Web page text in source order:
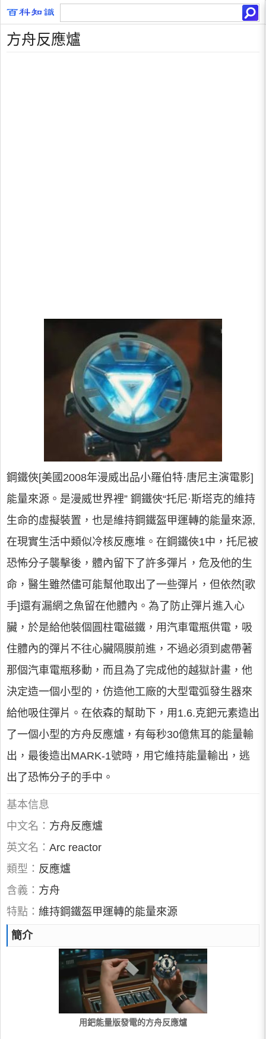
方舟反應爐
鋼鐵俠[美國2008年漫威出品小羅伯特·唐尼主演電影]
能量來源。是漫威世界裡” 鋼鐵俠“托尼·斯塔克的維持
生命的虛擬裝置，也是維持鋼鐵盔甲運轉的能量來源,
在現實生活中類似冷核反應堆。在鋼鐵俠1中，托尼被
恐怖分子襲擊後，體內留下了許多彈片，危及他的生
命，醫生雖然儘可能幫他取出了一些彈片，但依然[歌
手]還有漏網之魚留在他體內。為了防止彈片進入心
臟，於是給他裝個圓柱電磁鐵，用汽車電瓶供電，吸
住體內的彈片不往心臟隔膜前進，不過必須到處帶著
那個汽車電瓶移動，而且為了完成他的越獄計畫，他
決定造一個小型的，仿造他工廠的大型電弧發生器來
給他吸住彈片。在依森的幫助下，用1.6.克鈀元素造出
了一個小型的方舟反應爐，有每秒30億焦耳的能量輸
出，最後造出MARK-1號時，用它維持能量輸出，逃
出了恐怖分子的手中。
基本信息
中文名： 方舟反應爐
英文名： Arc reactor
類型： 反應爐
含義： 方舟
特點： 維持鋼鐵盔甲運轉的能量來源
簡介
用鈀能量版發電的方舟反應爐